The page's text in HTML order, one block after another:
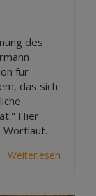
des
für
das sich
Hier
Wortlaut.
Weiterlesen